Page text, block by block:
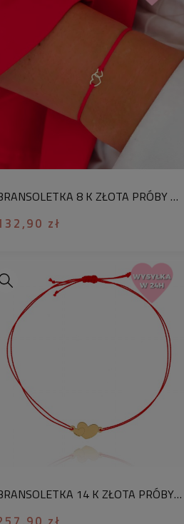
BRANSOLETKA 8 K ZŁOTA PRÓBY 333 JEDWABNA NIĆ DWA SERDUSZKA
zł
BRANSOLETKA 14 K ZŁOTA PRÓBY 585 SERDUSZKA PEŁNE CZERWONA JEDWABNA NIĆ